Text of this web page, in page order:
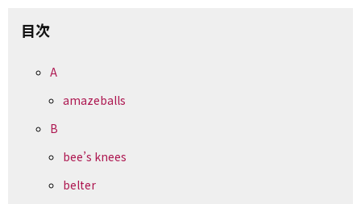
目次
A
amazeballs
B
bee’s knees
belter